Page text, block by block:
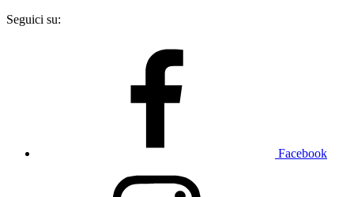
Seguici su:
Facebook